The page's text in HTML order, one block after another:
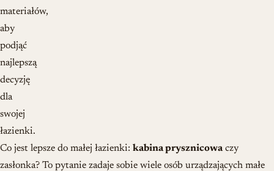
materiałów,
aby
podjąć
najlepszą
decyzję
dla
swojej
łazienki.
Co jest lepsze do małej łazienki: kabina prysznicowaczy
zasłonka? To pytanie zadaje sobie wiele osób urządzających małe